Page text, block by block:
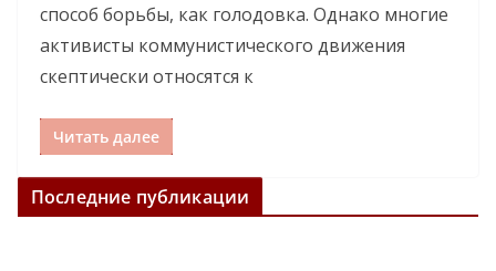
способ борьбы, как голодовка. Однако многие
активисты коммунистического движения
скептически относятся к
Читать далее
Последние публикации